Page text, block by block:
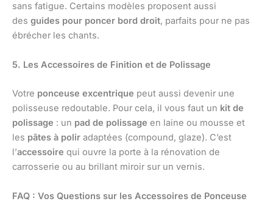
sans fatigue. Certains modèles proposent aussi
des guides pour poncer bord droit, parfaits pour ne pas
ébrécher les chants.
5. Les Accessoires de Finition et de Polissage
Votre ponceuse excentrique peut aussi devenir une
polisseuse redoutable. Pour cela, il vous faut un kit de
polissage : un pad de polissage en laine ou mousse et
les pâtes à polir adaptées (compound, glaze). C’est
l’accessoire qui ouvre la porte à la rénovation de
carrosserie ou au brillant miroir sur un vernis.
FAQ : Vos Questions sur les Accessoires de Ponceuse